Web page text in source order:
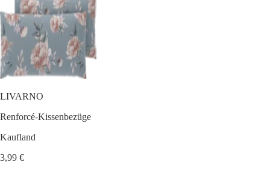
LIVARNO
Renforcé-Kissenbezüge
Kaufland
3,99 €